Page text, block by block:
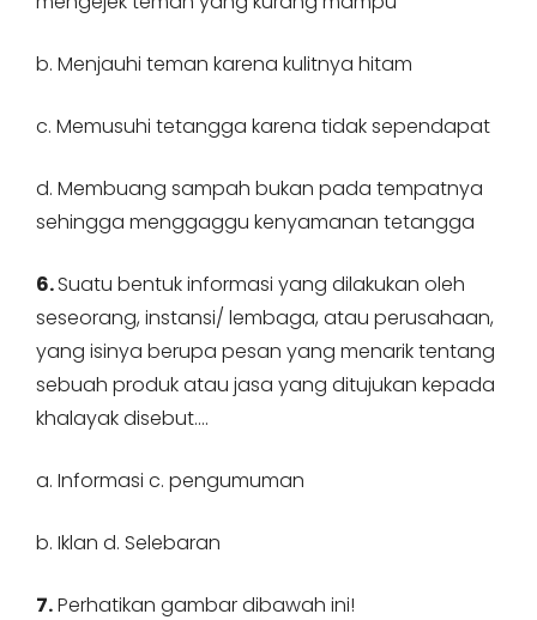
b. Menjauhi teman karena kulitnya hitam
c. Memusuhi tetangga karena tidak sependapat
d. Membuang sampah bukan pada tempatnya
sehingga menggaggu kenyamanan tetangga
6.Suatu bentuk informasi yang dilakukan oleh
seseorang, instansi/ lembaga, atau perusahaan,
yang isinya berupa pesan yang menarik tentang
sebuah produk atau jasa yang ditujukan kepada
khalayak disebut….
a. Informasi c. pengumuman
b. Iklan d. Selebaran
7.Perhatikan gambar dibawah ini!